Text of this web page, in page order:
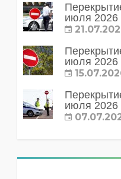
июля 2026
июля 2026
июля 2026